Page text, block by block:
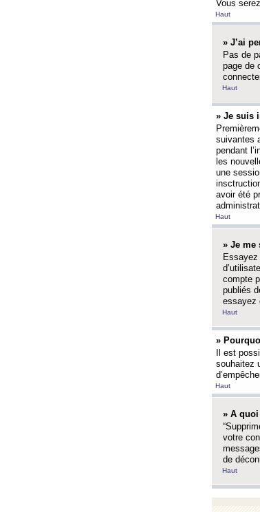
Vous
Haut
» J’ai
Pas de
page de
Haut
» Je suis
suivantes
pendant
les
une
avoir été
Haut
» Je me
compte
publiés
essayez
Haut
»
Il est
souhaitez
Haut
» A
votre
de
Haut